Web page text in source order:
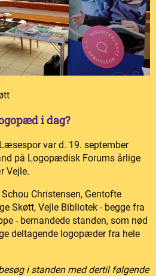
i dag?
var d. 19. september
på Logopædisk Forums årlige
Vejle.
Christensen, Gentofte
Skøtt, Vejle Bibliotek - begge fra
- bemandede standen, som nød
deltagende logopæder fra hele
i standen med dertil følgende